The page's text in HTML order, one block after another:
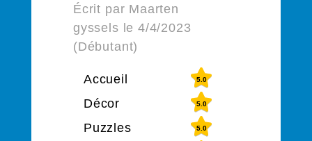
Écrit par Maarten
gyssels le 4/4/2023
(Débutant)
Accueil 5.0
Décor 5.0
Puzzles 5.0